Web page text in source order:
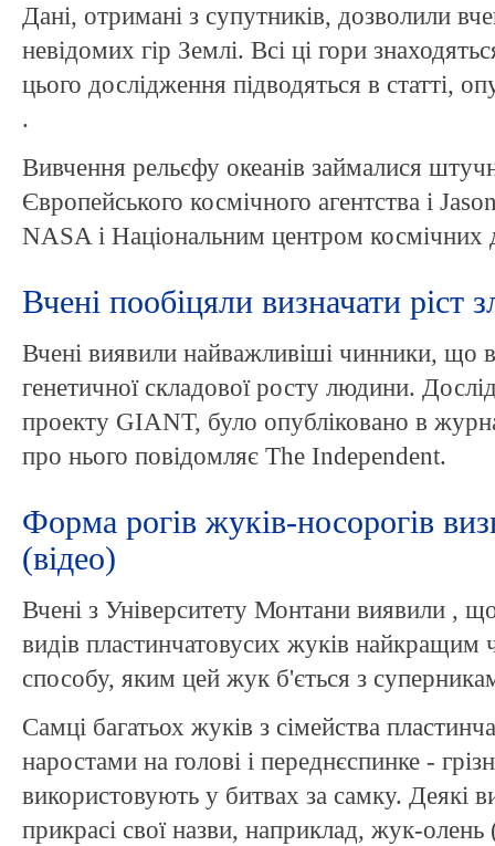
Дані, отримані з супутників, дозволили
невідомих гір Землі. Всі ці гори
цього дослідження підводяться в статті,
.
Вивчення рельєфу океанів займалися
Європейського космічного агентства і
NASA і Національним центром космічних
Вчені пообіцяли визначати
Вчені виявили найважливіші чинники, що
генетичної складової росту людини.
проекту GIANT, було опубліковано в
про нього повідомляє The Independent.
Форма рогів жуків-носорогів
(відео)
Вчені з Університету Монтани виявили ,
видів пластинчатовусих жуків найкращим
способу, яким цей жук б'ється з
Самці багатьох жуків з сімейства
наростами на голові і переднєспинке -
використовують у битвах за самку. Деякі
прикрасі свої назви, наприклад, жук-